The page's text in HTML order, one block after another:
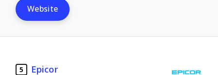
Website
5 Epicor